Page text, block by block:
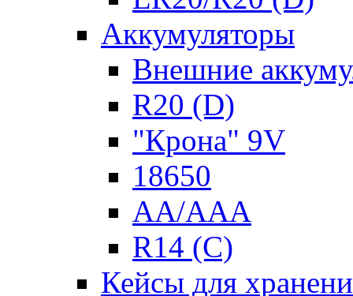
Аккумуляторы
Внешние
R20 (D)
"Крона" 9V
18650
AA/AAA
R14 (C)
Кейсы для